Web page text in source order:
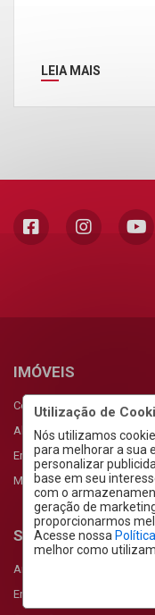
Utilização de
Nós utilizamos
para melhorar a sua
personalizar
base em seu
com o
geração de
proporcionarmos
Acesse nossa
melhor como
LEIA MAIS
IMÓVEIS
Comprar
Alugar
Empreendimentos
Meus Favoritos
SERVIÇOS
Anunciar Imóvel
Encomendar Imóvel